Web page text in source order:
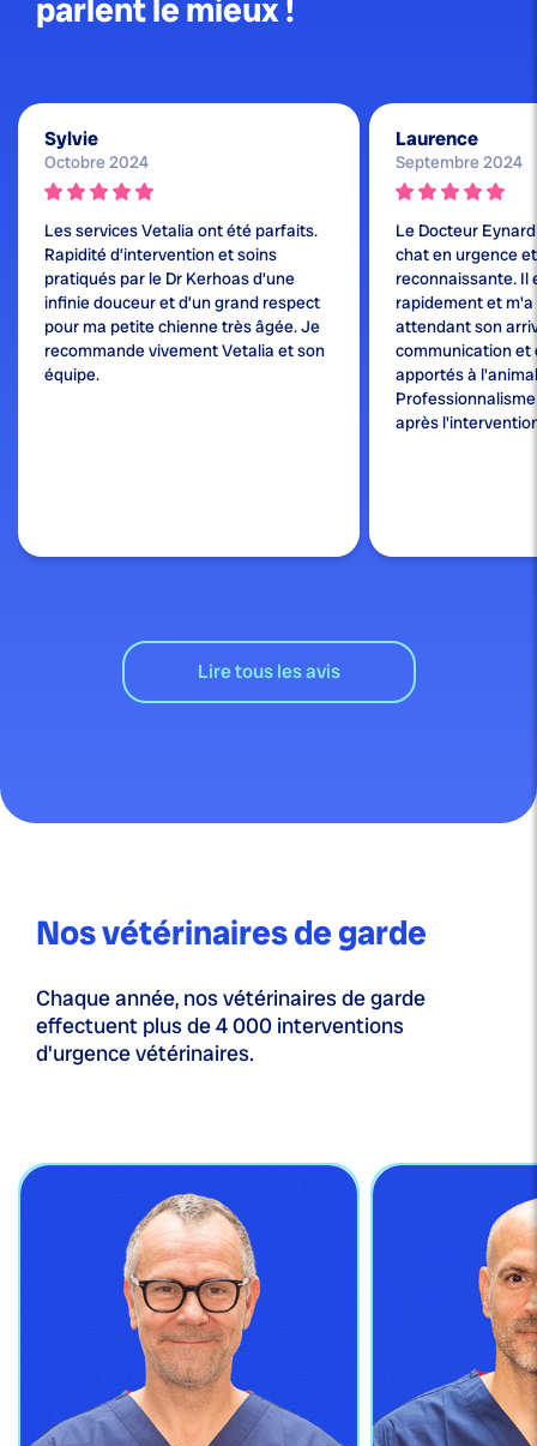
parlent le mieux !
Sylvie
Octobre 2024
Les services Vetalia ont été parfaits.
Rapidité d’intervention et soins
pratiqués par le Dr Kerhoas d’une
infinie douceur et d’un grand respect
pour ma petite chienne très âgée. Je
recommande vivement Vetalia et son
équipe.
Laurence
Septembre 2024
Le Docteur
chat en urgence
reconnaissante. Il
rapidement et m'a
attendant son
communication et
apportés à
après
Lire tous les avis
Nos vétérinaires de garde
Chaque année, nos vétérinaires de garde
effectuent plus de 4 000 interventions
d'urgence vétérinaires.